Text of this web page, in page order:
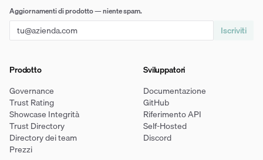
Aggiornamenti di prodotto — niente spam.
Iscriviti
Prodotto
Governance
Trust Rating
Showcase Integrità
Trust Directory
Directory dei team
Prezzi
Sviluppatori
Documentazione
GitHub
Riferimento API
Self-Hosted
Discord